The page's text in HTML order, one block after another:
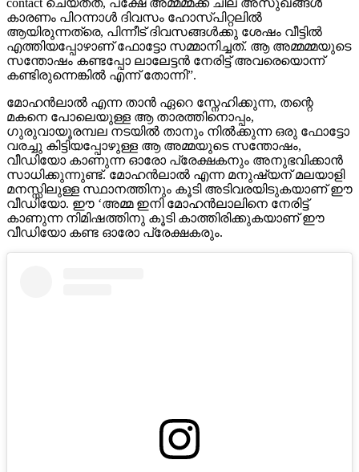
കാരണം പിറന്നാൾ ദിവസം ഹോസ്പിറ്റലിൽ
ആയിരുന്നത്രെ, പിന്നീട് ദിവസങ്ങൾക്കു ശേഷം വീട്ടിൽ
എത്തിയപ്പോഴാണ് ഫോട്ടോ സമ്മാനിച്ചത്. ആ അമ്മമ്മയുടെ
സന്തോഷം കണ്ടപ്പോ ലാലേട്ടൻ നേരിട്ട് അവരെയൊന്ന്
കണ്ടിരുന്നെങ്കിൽ എന്ന് തോന്നി”.
മോഹൻലാൽ എന്ന താൻ ഏറെ സ്നേഹിക്കുന്ന, തന്റെ
മകനെ പോലെയുള്ള ആ താരത്തിനൊപ്പം,
ഗുരുവായൂരമ്പല നടയിൽ താനും നിൽക്കുന്ന ഒരു ഫോട്ടോ
വരച്ചു കിട്ടിയപ്പോഴുള്ള ആ അമ്മയുടെ സന്തോഷം,
വീഡിയോ കാണുന്ന ഓരോ പ്രേക്ഷകനും അനുഭവിക്കാൻ
സാധിക്കുന്നുണ്ട്. മോഹൻലാൽ എന്ന മനുഷ്യന് മലയാളി
മനസ്സിലുള്ള സ്ഥാനത്തിനും കൂടി അടിവരയിടുകയാണ് ഈ
വീഡിയോ. ഈ ‘അമ്മ ഇനി മോഹൻലാലിനെ നേരിട്ട്
കാണുന്ന നിമിഷത്തിനു കൂടി കാത്തിരിക്കുകയാണ് ഈ
വീഡിയോ കണ്ട ഓരോ പ്രേക്ഷകരും.